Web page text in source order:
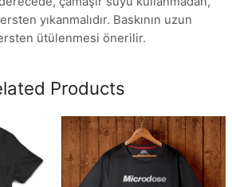
yıkanmalıdır. Baskının uzun
ütülenmesi önerilir.
Products